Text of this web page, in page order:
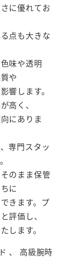
に優れてお
点も大きな
味や透明
や
響します。
高く、
にありま
専門スタッ
のまま保管
に
きます。プ
評価し、
します。
、 高級腕時